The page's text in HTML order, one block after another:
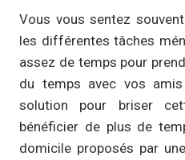
Vous vous sentez
les différentes tâches
assez de temps pour
du temps avec vos
solution pour briser
bénéficier de plus de
domicile proposés par